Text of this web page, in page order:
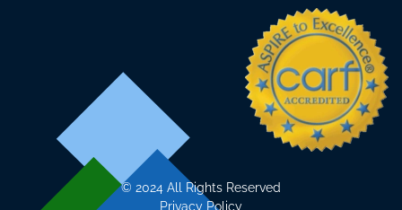
© 2024 All Rights Reserved
Privacy Policy